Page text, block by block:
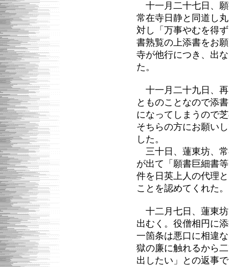
十一月二十七日、
常在寺日静と同道し
対し「万事やむを得
書熟覧の上添書をお
寺が他行につき、出
た。
十一月二十九日、
とものことなので添
になってしまうので
そちらの方にお願い
した。
三十日、蓮東坊、
が出て「願書巨細書
件を日英上人の代理
ことを認めてくれた。
十二月七日、蓮東
出むく。役僧相円に
一箇条は悪口に相違
獄の廉に触れるから
出したい」との返事